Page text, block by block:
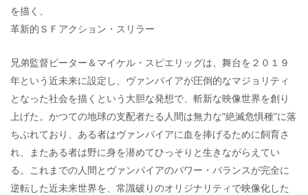
を描く、
革新的ＳＦアクション・スリラー
兄弟監督ピーター＆マイケル・スピエリッグは、舞台を２０１９
年という近未来に設定し、ヴァンパイアが圧倒的なマジョリティ
となった社会を描くという大胆な発想で、斬新な映像世界を創り
上げた。かつての地球の支配者たる人間は無力な”絶滅危惧種”に落
ちぶれており、ある者はヴァンパイアに血を捧げるために飼育さ
れ、またある者は野に身を潜めてひっそりと生きながらえてい
る。これまでの人間とヴァンパイアのパワー・バランスが完全に
逆転した近未来世界を、常識破りのオリジナリティで映像化した